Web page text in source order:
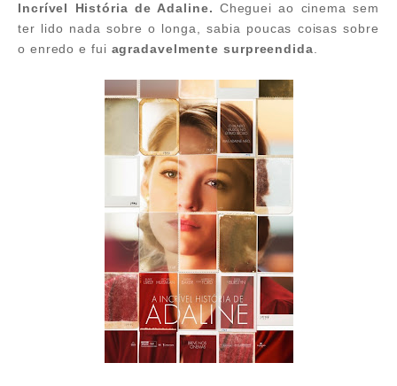
Incrível História de Adaline. Cheguei ao cinema sem
ter lido nada sobre o longa, sabia poucas coisas sobre
o enredo e fui agradavelmente surpreendida